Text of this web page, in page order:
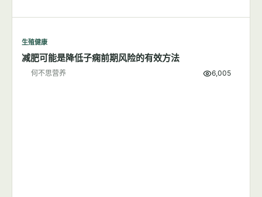
生殖健康
减肥可能是降低子痫前期风险的有效方法
何不思营养 6,005